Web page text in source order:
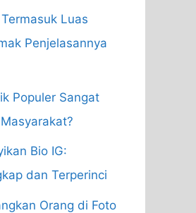
Luas
Penjelasannya
Populer Sangat
Bio IG:
dan Terperinci
Orang di Foto